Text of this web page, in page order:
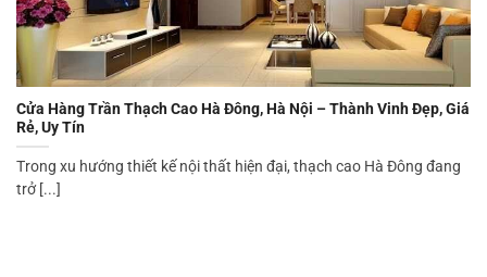
Cửa Hàng Trần Thạch Cao Hà Đông, Hà Nội – Thành Vinh Đẹp, Giá
Rẻ, Uy Tín
Trong xu hướng thiết kế nội thất hiện đại, thạch cao Hà Đông đang
trở [...]